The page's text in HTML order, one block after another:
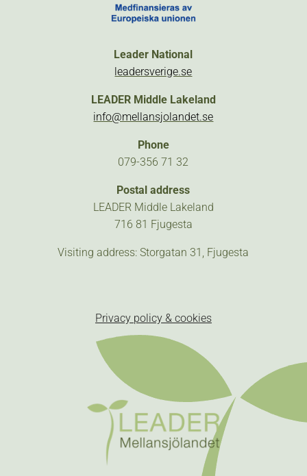
Leader National
leadersverige.se
LEADER Middle Lakeland
info@mellansjolandet.se
Phone
079-356 71 32
Postal address
LEADER Middle Lakeland
716 81 Fjugesta
Visiting address: Storgatan 31, Fjugesta
Privacy policy & cookies